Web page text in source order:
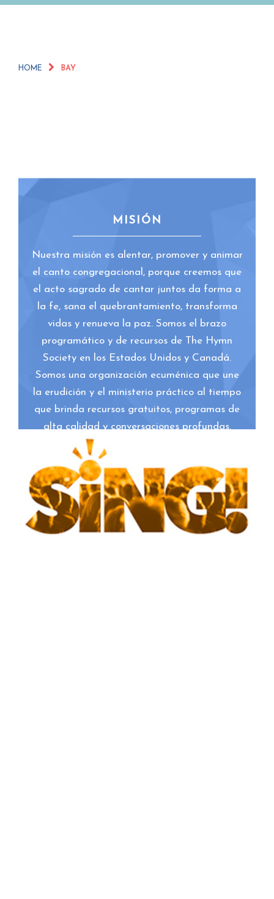
HOME BAY
MISIÓN
Nuestra misión es alentar, promover y animar
el canto congregacional, porque creemos que
el acto sagrado de cantar juntos da forma a
la fe, sana el quebrantamiento, transforma
vidas y renueva la paz. Somos el brazo
programático y de recursos de The Hymn
Society en los Estados Unidos y Canadá.
Somos una organización ecuménica que une
la erudición y el ministerio práctico al tiempo
que brinda recursos gratuitos, programas de
alta calidad y conversaciones profundas.